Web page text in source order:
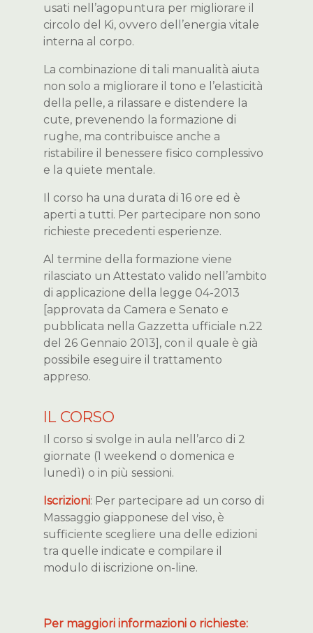
usati nell’agopuntura per migliorare il
circolo del Ki, ovvero dell’energia vitale
interna al corpo.
La combinazione di tali manualità aiuta
non solo a migliorare il tono e l’elasticità
della pelle, a rilassare e distendere la
cute, prevenendo la formazione di
rughe, ma contribuisce anche a
ristabilire il benessere fisico complessivo
e la quiete mentale.
Il corso ha una durata di 16 ore ed è
aperti a tutti. Per partecipare non sono
richieste precedenti esperienze.
Al termine della formazione viene
rilasciato un Attestato valido nell’ambito
di applicazione della legge 04-2013
[approvata da Camera e Senato e
pubblicata nella Gazzetta ufficiale n.22
del 26 Gennaio 2013], con il quale è già
possibile eseguire il trattamento
appreso.
IL CORSO
Il corso si svolge in aula nell’arco di 2
giornate (1 weekend o domenica e
lunedì) o in più sessioni.
Iscrizioni: Per partecipare ad un corso di
Massaggio giapponese del viso, è
sufficiente scegliere una delle edizioni
tra quelle indicate e compilare il
modulo di iscrizione on-line.
Per maggiori informazioni o richieste: